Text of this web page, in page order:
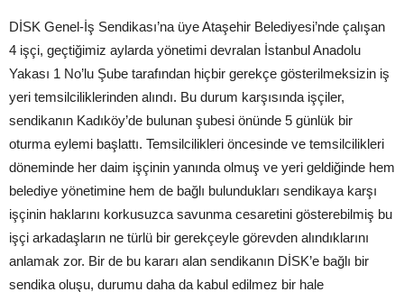
DİSK Genel-İş Sendikası’na üye Ataşehir Belediyesi’nde çalışan
4 işçi, geçtiğimiz aylarda yönetimi devralan İstanbul Anadolu
Yakası 1 No’lu Şube tarafından hiçbir gerekçe gösterilmeksizin iş
yeri temsilciliklerinden alındı. Bu durum karşısında işçiler,
sendikanın Kadıköy’de bulunan şubesi önünde 5 günlük bir
oturma eylemi başlattı. Temsilcilikleri öncesinde ve temsilcilikleri
döneminde her daim işçinin yanında olmuş ve yeri geldiğinde hem
belediye yönetimine hem de bağlı bulundukları sendikaya karşı
işçinin haklarını korkusuzca savunma cesaretini gösterebilmiş bu
işçi arkadaşların ne türlü bir gerekçeyle görevden alındıklarını
anlamak zor. Bir de bu kararı alan sendikanın DİSK’e bağlı bir
sendika oluşu, durumu daha da kabul edilmez bir hale